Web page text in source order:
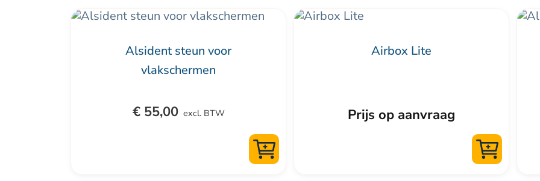
Alsident steun voor
vlakschermen
€55,00 excl. BTW
Airbox Lite
Prijs op aanvraag
Dit